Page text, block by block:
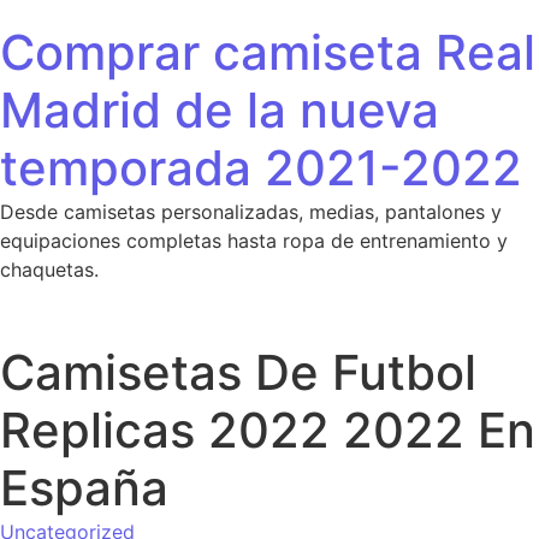
Comprar camiseta Real
Madrid de la nueva
temporada 2021-2022
Desde camisetas personalizadas, medias, pantalones y
equipaciones completas hasta ropa de entrenamiento y
chaquetas.
Camisetas De Futbol
Replicas 2022 2022 En
España
Uncategorized